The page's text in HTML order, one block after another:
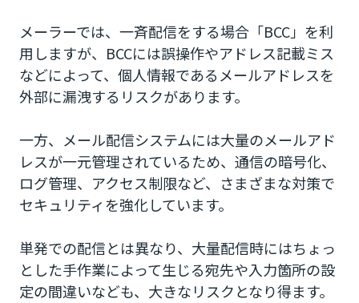
メーラーでは、一斉配信をする場合「BCC」を利
用しますが、BCCには誤操作やアドレス記載ミス
などによって、個人情報であるメールアドレスを
外部に漏洩するリスクがあります。
一方、メール配信システムには大量のメールアド
レスが一元管理されているため、通信の暗号化、
ログ管理、アクセス制限など、さまざまな対策で
セキュリティを強化しています。
単発での配信とは異なり、大量配信時にはちょっ
とした手作業によって生じる宛先や入力箇所の設
定の間違いなども、大きなリスクとなり得ます。